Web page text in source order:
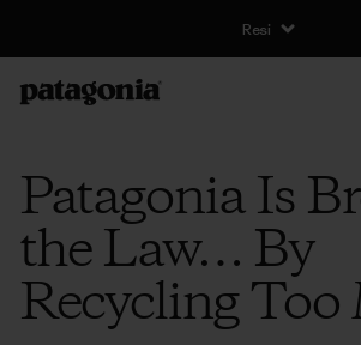
Resi
Patagonia Is
the Law… By
Recycling